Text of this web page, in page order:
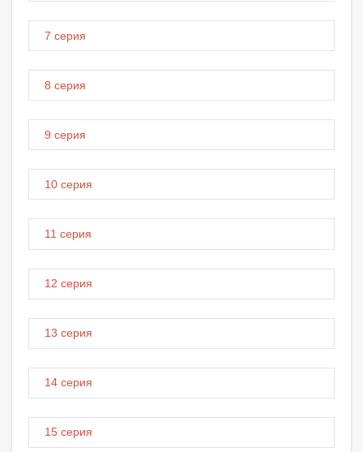
7 серия
8 серия
9 серия
10 серия
11 серия
12 серия
13 серия
14 серия
15 серия